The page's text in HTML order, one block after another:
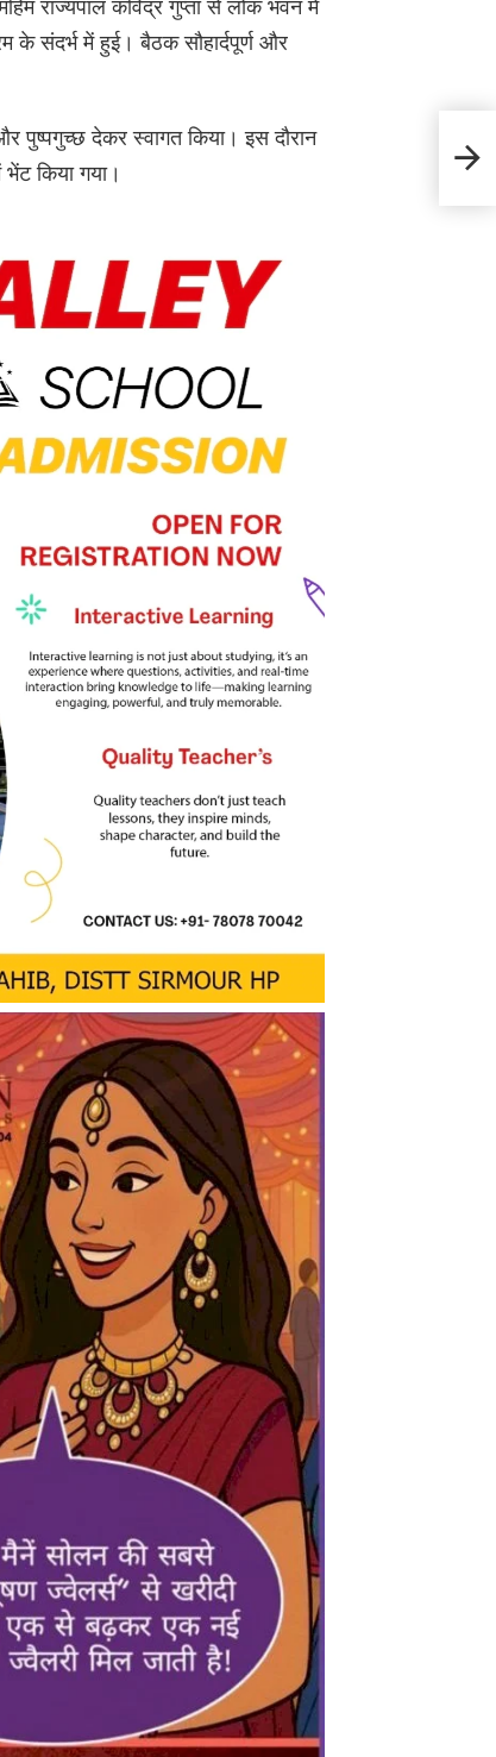
राज्यपाल कविंद्र गुप्ता से लोक भवन में
के संदर्भ में हुई। बैठक सौहार्दपूर्ण और
पुष्पगुच्छ देकर स्वागत किया। इस दौरान
भेंट किया गया।
चमके
रजत